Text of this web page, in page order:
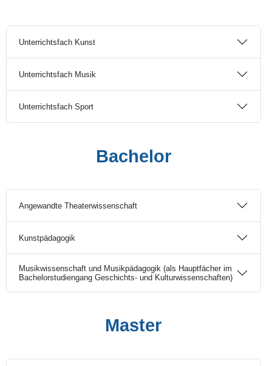
Unterrichtsfach Kunst
Unterrichtsfach Musik
Unterrichtsfach Sport
Bachelor
Angewandte Theaterwissenschaft
Kunstpädagogik
Musikwissenschaft und Musikpädagogik (als Hauptfächer im
Bachelorstudiengang Geschichts- und Kulturwissenschaften)
Master